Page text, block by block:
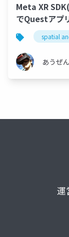
Meta XR
でQuestアプ
spatial
あうぜん
運